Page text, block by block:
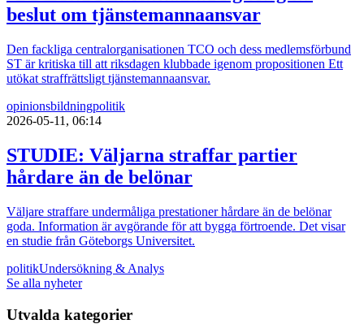
beslut om tjänstemannaansvar
Den fackliga centralorganisationen TCO och dess medlemsförbund
ST är kritiska till att riksdagen klubbade igenom propositionen Ett
utökat straffrättsligt tjänstemannaansvar.
opinionsbildningpolitik
2026-05-11, 06:14
STUDIE: Väljarna straffar partier
hårdare än de belönar
Väljare straffare undermåliga prestationer hårdare än de belönar
goda. Information är avgörande för att bygga förtroende. Det visar
en studie från Göteborgs Universitet.
politikUndersökning & Analys
Se alla nyheter
Utvalda kategorier